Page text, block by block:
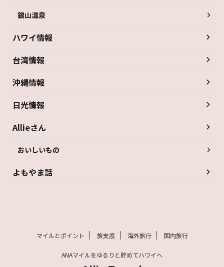
銀山温泉
ハワイ情報
台湾情報
沖縄情報
日光情報
Allieさん
おいしいもの
よもやま話
マイルとポイント 旅支度 海外旅行 国内旅行
ANAマイルをゆるりと貯めてハワイへ